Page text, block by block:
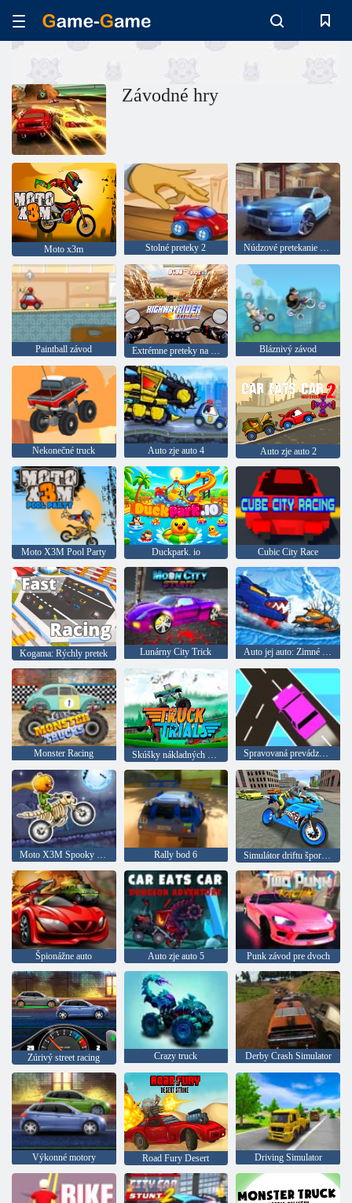
Závodné hry
Moto x3m Stolné preteky 2 Núdzové pretekanie asfaltu v aute
Paintball závod Bláznivý závod
Nekonečné truck Auto zje auto 4 Auto zje auto 2
Moto X3M Pool Party Duckpark. io Cubic City Race
Kogama: Rýchly pretek Lunárny City Trick Auto jej auto: Zimné dobrodružstvo
Monster Racing Spravovaná prevádzka online
Moto X3M Spooky Land Rally bod 6 Simulátor driftu športového bicykla
Špionážne auto Auto zje auto 5 Punk závod pre dvoch
Zúrivý street racing Crazy truck Derby Crash Simulator
Výkonné motory Road Fury Desert Driving Simulator